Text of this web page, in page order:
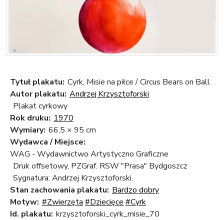
Tytuł plakatu: Cyrk, Misie na piłce / Circus Bears on Ball
Autor plakatu: Andrzej Krzysztoforski
Plakat cyrkowy
Rok druku: 1970
Wymiary: 66,5 × 95 cm
Wydawca / Miejsce:
WAG - Wydawnictwo Artystyczno Graficzne
Druk offsetowy, PZGraf. RSW "Prasa" Bydgoszcz
Sygnatura: Andrzej Krzysztoforski.
Stan zachowania plakatu: Bardzo dobry
Motyw: #Zwierzęta #Dziecięce #Cyrk
Id. plakatu: krzysztoforski_cyrk_misie_70